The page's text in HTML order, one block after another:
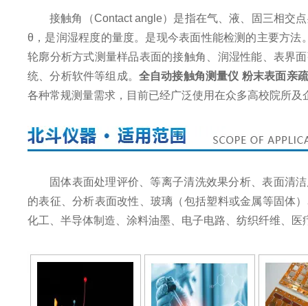
接触角（Contact angle）是指在气、液、固三相交
θ，是润湿程度的量度。是现今表面性能检测的主要方法
轮廓分析方式测量样品表面的接触角、润湿性能、表界
统、分析软件等组成。 全自动接触角测量仪 粉末表面亲
各种常规测量需求，目前已经广泛使用在众多高校院所及
固体表面处理评价、等离子清洗效果分析、表面清
的表征、分析表面改性、玻璃（包括塑料或金属等固体
化工、半导体制造、涂料油墨、电子电路、纺织纤维、